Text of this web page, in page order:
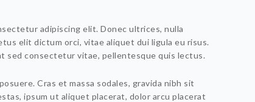
adipiscing elit. Donec ultrices, nulla
elit dictum orci, vitae aliquet dui ligula eu risus.
sed consectetur vitae, pellentesque quis lectus.
Cras et massa sodales, gravida nibh sit
ipsum ut aliquet placerat, dolor arcu placerat